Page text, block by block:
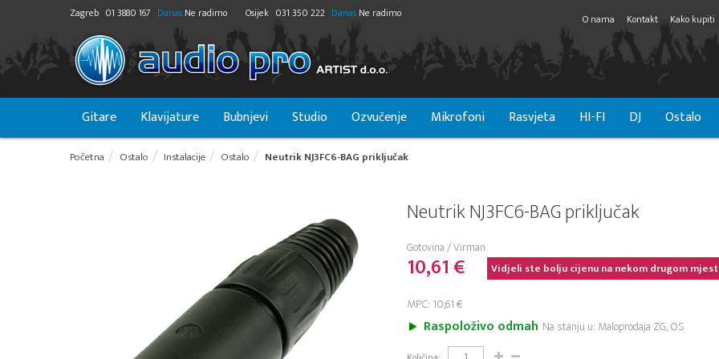
Zagreb 01 3880 167 Danas Ne radimo Osijek 031 350 222 Danas Ne radimo O nama Kontakt Kako kupiti
Gitare Klavijature Bubnjevi Studio Ozvučenje Mikrofoni Rasvjeta HI-FI DJ Ostalo
Početna Ostalo Instalacije Ostalo Neutrik NJ3FC6-BAG priključak
Neutrik NJ3FC6-BAG priključak
Gotovina / Virman
10,61 € Vidjeli ste bolju cijenu na nekom drugom
MPC: 10,61 €
Raspoloživo odmah Na stanju u: Maloprodaja ZG, OS